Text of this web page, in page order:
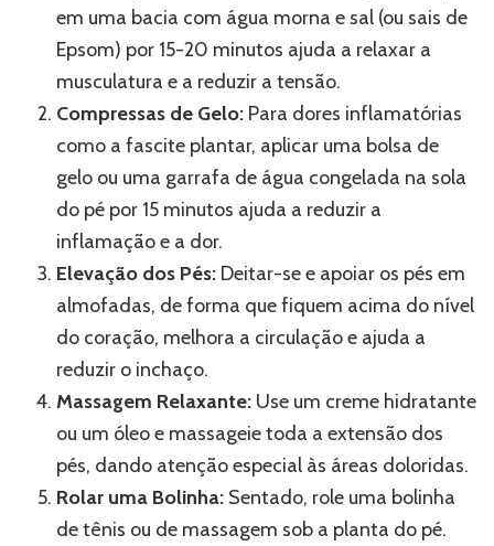
em uma bacia com água morna e sal (ou sais de
Epsom) por 15-20 minutos ajuda a relaxar a
musculatura e a reduzir a tensão.
Compressas de Gelo: Para dores inflamatórias
como a fascite plantar, aplicar uma bolsa de
gelo ou uma garrafa de água congelada na sola
do pé por 15 minutos ajuda a reduzir a
inflamação e a dor.
Elevação dos Pés: Deitar-se e apoiar os pés em
almofadas, de forma que fiquem acima do nível
do coração, melhora a circulação e ajuda a
reduzir o inchaço.
Massagem Relaxante: Use um creme hidratante
ou um óleo e massageie toda a extensão dos
pés, dando atenção especial às áreas doloridas.
Rolar uma Bolinha: Sentado, role uma bolinha
de tênis ou de massagem sob a planta do pé.